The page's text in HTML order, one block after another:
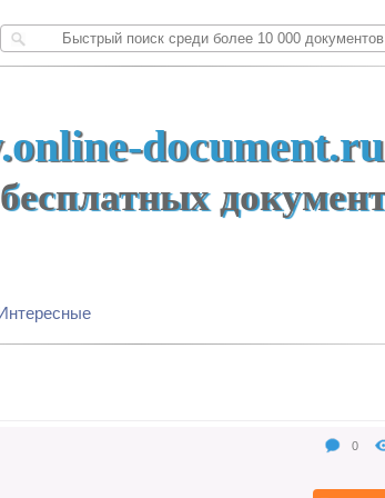
document.ru
0